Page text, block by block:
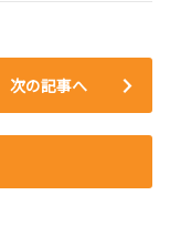
次の記事へ